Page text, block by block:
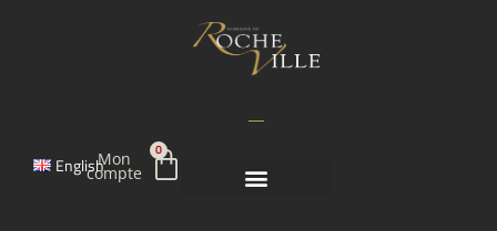
EnglishMon
compte
0
Panier